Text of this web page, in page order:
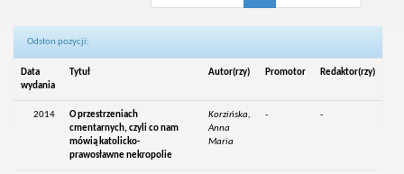
Odsłon pozycji:
Data
wydania
Tytuł Autor(rzy) Promotor Redaktor(rzy)
2014
O przestrzeniach
cmentarnych, czyli co nam
mówią katolicko-
prawosławne nekropolie
Korzińska,
Anna
Maria
- -